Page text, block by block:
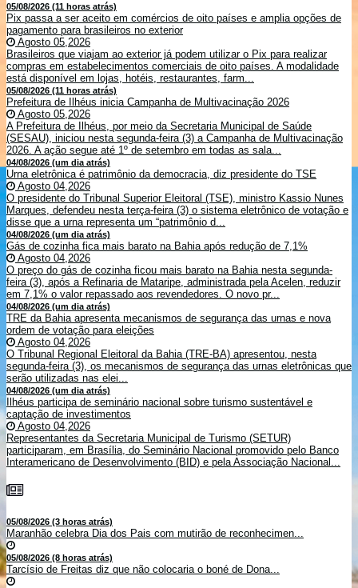
05/08/2026 (11 horas atrás)
Pix passa a ser aceito em comércios de oito países e amplia opções de
pagamento para brasileiros no exterior
Agosto 05,2026
Brasileiros que viajam ao exterior já podem utilizar o Pix para realizar
compras em estabelecimentos comerciais de oito países. A modalidade
está disponível em lojas, hotéis, restaurantes, farm...
05/08/2026 (11 horas atrás)
Prefeitura de Ilhéus inicia Campanha de Multivacinação 2026
Agosto 05,2026
A Prefeitura de Ilhéus, por meio da Secretaria Municipal de Saúde
(SESAU), iniciou nesta segunda-feira (3) a Campanha de Multivacinação
2026. A ação segue até 1º de setembro em todas as sala...
04/08/2026 (um dia atrás)
Urna eletrônica é patrimônio da democracia, diz presidente do TSE
Agosto 04,2026
O presidente do Tribunal Superior Eleitoral (TSE), ministro Kassio Nunes
Marques, defendeu nesta terça-feira (3) o sistema eletrônico de votação e
disse que a urna representa um “patrimônio d...
04/08/2026 (um dia atrás)
Gás de cozinha fica mais barato na Bahia após redução de 7,1%
Agosto 04,2026
O preço do gás de cozinha ficou mais barato na Bahia nesta segunda-
feira (3), após a Refinaria de Mataripe, administrada pela Acelen, reduzir
em 7,1% o valor repassado aos revendedores. O novo pr...
04/08/2026 (um dia atrás)
TRE da Bahia apresenta mecanismos de segurança das urnas e nova
ordem de votação para eleições
Agosto 04,2026
O Tribunal Regional Eleitoral da Bahia (TRE-BA) apresentou, nesta
segunda-feira (3), os mecanismos de segurança das urnas eletrônicas que
serão utilizadas nas elei...
04/08/2026 (um dia atrás)
Ilhéus participa de seminário nacional sobre turismo sustentável e
captação de investimentos
Agosto 04,2026
Representantes da Secretaria Municipal de Turismo (SETUR)
participaram, em Brasília, do Seminário Nacional promovido pelo Banco
Interamericano de Desenvolvimento (BID) e pela Associação Nacional...
05/08/2026 (3 horas atrás)
Maranhão celebra Dia dos Pais com mutirão de reconhecimen...
05/08/2026 (8 horas atrás)
Tarcísio de Freitas diz que não colocaria o boné de Dona...